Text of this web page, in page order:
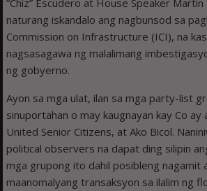
“Chiz” Escudero at House Speaker Martin
naturang iskandalo ang nagbunsod sa
Commission on Infrastructure (ICI), na
nagsasagawa ng malalimang
ng gobyerno.
Ayon sa mga ulat, ilan sa mga party-list
sinuportahan o may kaugnayan kay Co ay
United Senior Citizens, at Ako Bicol.
political observers na dapat ding silipin
mga grupong ito dahil posibleng nagamit
maanomalyang transaksyon sa ilalim ng